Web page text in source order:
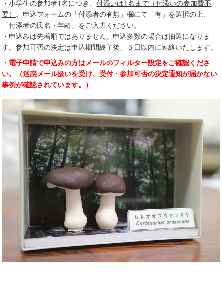
・小学生の参加者1名につき、付添いは1名まで（付添いの参加費不
要） 。申込フォームの「付添者の有無」欄にて「有」を選択の上、
「付添者の氏名・年齢」をご入力ください。
・申込みは先着順ではありません。申込多数の場合は抽選になりま
す。参加可否の決定は申込期間終了後、５日以内に連絡いたします。
・電子申請で申込みの方はメールのフィルター設定をご確認くださ
い。（迷惑メール扱いを受け、受付・参加可否の決定通知が届かない
事例が確認されています。）